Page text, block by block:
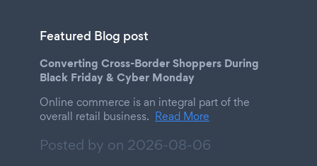
Featured Blog post
Converting Cross-Border Shoppers During
Black Friday & Cyber Monday
Online commerce is an integral part of the
overall retail business. Read More
Posted by on 2026-08-06